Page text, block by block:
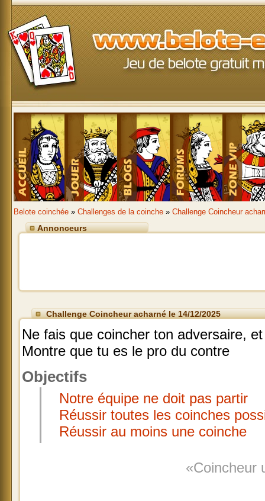
Belote coinchée » Challenges de la coinche » Challenge Coincheur
Annonceurs
Challenge Coincheur acharné le 14/12/2025
Ne fais que coincher ton adversaire,
Montre que tu es le pro du contre
Objectifs
Notre équipe ne doit pas partir
Réussir toutes les coinches
Réussir au moins une coinche
«Coincheur